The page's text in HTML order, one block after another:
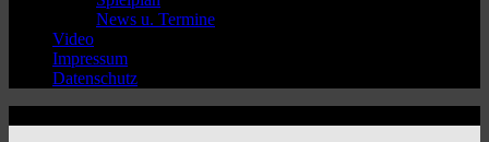
News u. Termine
Video
Impressum
Datenschutz